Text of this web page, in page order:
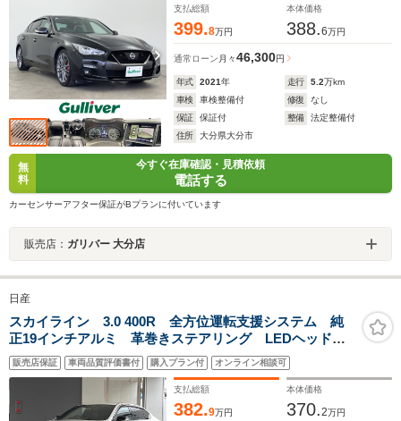
クルーズコントロール LEDヘッドライト ETC
支払総額
399.8万円
本体価格
388.6万円
通常ローン 月々46,300円
年式 2021年 走行 5.2万km
車検
車検整備付 修復
なし
保証
保証付 整備
法定整備付
住所
大分県大分市
無
料
今すぐ在庫確認・見積依頼
電話する
カーセンサーアフター保証がBプランに付いています
販売店： ガリバー 大分店
日産
スカイライン 3.0 400R 全方位運転支援システム 純
正19インチアルミ 革巻きステアリング LEDヘッドラ
イト/フロントフォグ 黒革シート BOSEサウンドシス
テム 運転席メモリーシート 前席シートヒーター パ
ドルシフト 禁煙
販売店保証 車両品質評価書付 購入プラン付 オンライン相談可
支払総額
382.9万円
本体価格
370.2万円